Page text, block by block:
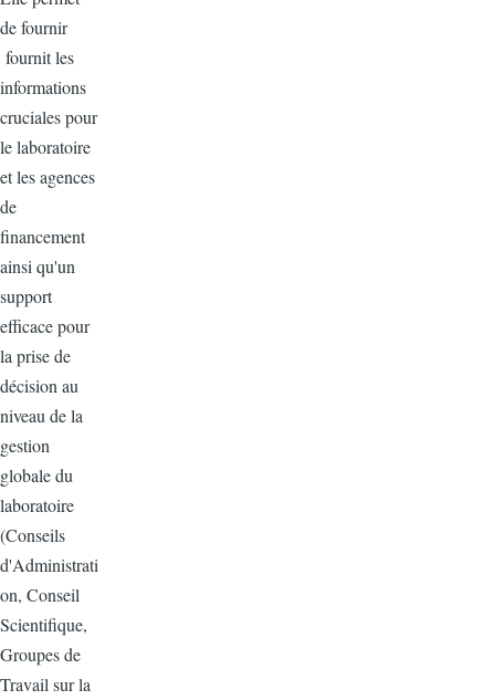
de fournir
fournit les
informations
cruciales pour
le laboratoire
et les agences
de
financement
ainsi qu'un
support
efficace pour
la prise de
décision au
niveau de la
gestion
globale du
laboratoire
(Conseils
d'Administrati
on, Conseil
Scientifique,
Groupes de
Travail sur la